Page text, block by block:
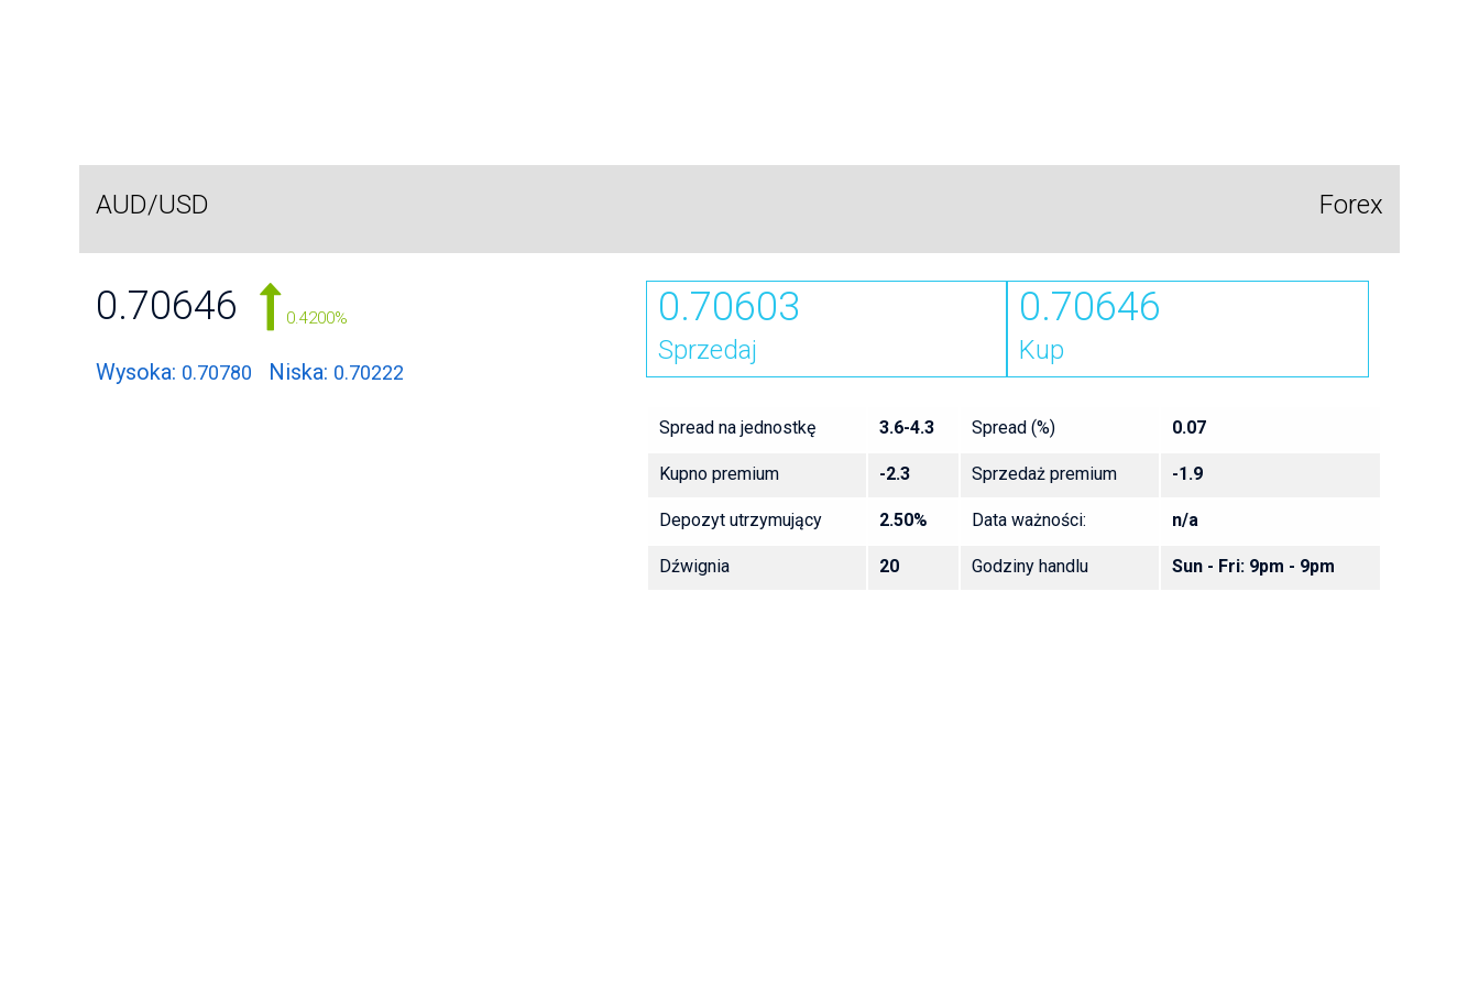
AUD/USD Forex
0.70646 0.4200%
Wysoka: 0.70780 Niska: 0.70222
0.70603
Sprzedaj
0.70646
Kup
Spread na jednostkę 3.6-4.3 Spread (%) 0.07
Kupno premium -2.3 Sprzedaż premium -1.9
Depozyt utrzymujący 2.50% Data ważności: n/a
Dźwignia 20 Godziny handlu Sun - Fri: 9pm - 9pm